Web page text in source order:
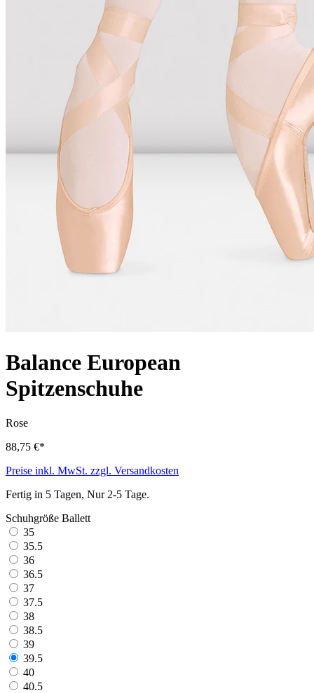
Balance European
Spitzenschuhe
Rose
88,75 €*
Preise inkl. MwSt. zzgl. Versandkosten
Fertig in 5 Tagen, Nur 2-5 Tage.
Schuhgröße Ballett
35
35.5
36
36.5
37
37.5
38
38.5
39
39.5
40
40.5